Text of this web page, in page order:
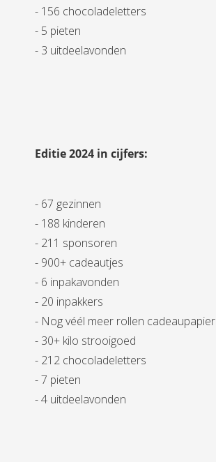
- 156 chocoladeletters
- 5 pieten
- 3 uitdeelavonden
Editie 2024 in cijfers:
- 67 gezinnen
- 188 kinderen
- 211 sponsoren
- 900+ cadeautjes
- 6 inpakavonden
- 20 inpakkers
- Nog véél meer rollen cadeaupapier
- 30+ kilo strooigoed
- 212 chocoladeletters
- 7 pieten
- 4 uitdeelavonden